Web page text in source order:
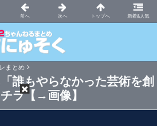
新着&人気
とめニュース速報VIP
まとめ
誰もやらなかった芸術を創
ラ【→画像】